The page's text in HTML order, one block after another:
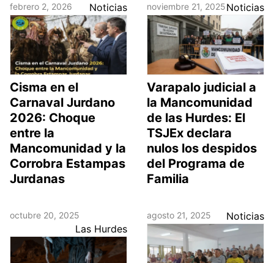
febrero 2, 2026 Noticias
Cisma en el
Carnaval Jurdano
2026: Choque
entre la
Mancomunidad y la
Corrobra Estampas
Jurdanas
noviembre 21, 2025Noticias
Varapalo judicial a
la Mancomunidad
de las Hurdes: El
TSJEx declara
nulos los despidos
del Programa de
Familia
octubre 20, 2025
Las Hurdes
agosto 21, 2025 Noticias